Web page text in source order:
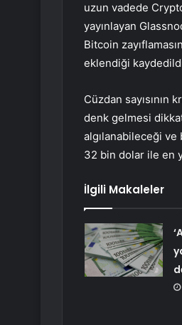
uzun vadede
yayınlayan
Bitcoin
eklendiği
Cüzdan sayısının
denk gelmesi
algılanabileceği ve
32 bin dolar ile en
İlgili Makaleler